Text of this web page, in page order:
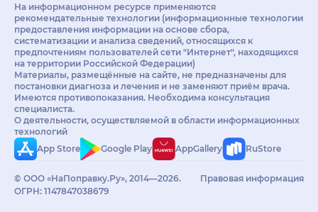
На информационном ресурсе применяются
рекомендательные технологии (информационные технологии
предоставления информации на основе сбора,
систематизации и анализа сведений, относящихся к
предпочтениям пользователей сети "Интернет", находящихся
на территории Российской Федерации)
Материалы, размещённые на сайте, не предназначены для
постановки диагноза и лечения и не заменяют приём врача.
Имеются противопоказания. Необходима консультация
специалиста.
О деятельности, осуществляемой в области информационных
технологий
App Store
Google Play AppGallery RuStore
© ООО «НаПоправку.Ру», 2014—2026.
ОГРН: 1147847038679
Правовая информация